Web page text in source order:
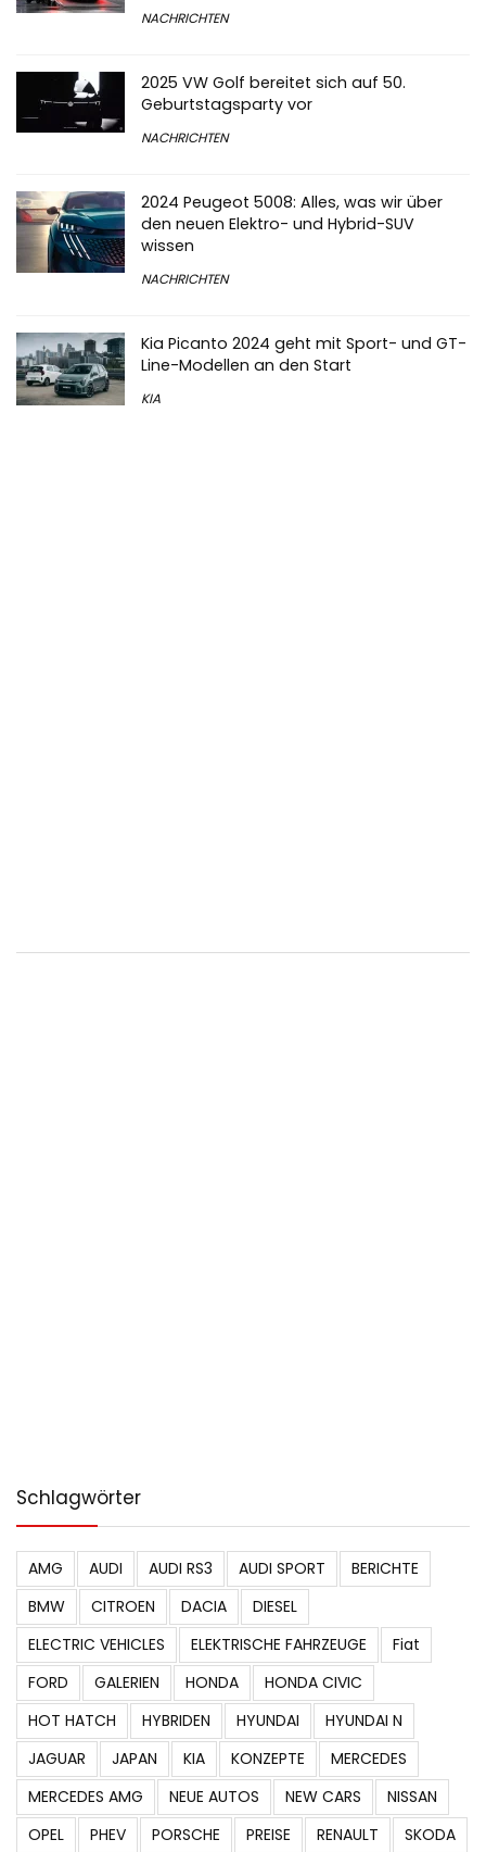
NACHRICHTEN
2025 VW Golf bereitet sich auf 50.
Geburtstagsparty vor
NACHRICHTEN
2024 Peugeot 5008: Alles, was wir über
den neuen Elektro- und Hybrid-SUV
wissen
NACHRICHTEN
Kia Picanto 2024 geht mit Sport- und GT-
Line-Modellen an den Start
KIA
Schlagwörter
AMG AUDI AUDI RS3 AUDI SPORT
BERICHTE
BMW
CITROEN DACIA
DIESEL
ELECTRIC VEHICLES
ELEKTRISCHE FAHRZEUGE
Fiat
FORD
GALERIEN HONDA
HONDA CIVIC
HOT HATCH
HYBRIDEN HYUNDAI
HYUNDAI N
JAGUAR
JAPAN KIA KONZEPTE
MERCEDES
MERCEDES AMG
NEUE AUTOS NEW CARS
NISSAN
OPEL
PHEV PORSCHE PREISE RENAULT
SKODA